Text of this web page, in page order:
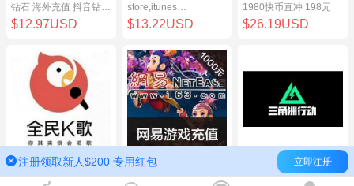
钻石 海外充值 抖音钻石
（原抖币）98元
$12.97USD
store,itunes
store,iphone,ipad中国
$13.22USD
1980快币直冲 198元
$26.19USD
新客尊享 全民K歌100
元 1000K币（填写全民
网易点数1000元(可直
充/寄售) 网易一卡通
三角洲行动（腾讯国
服）
注册领取新人$200 专用红包 立即注册